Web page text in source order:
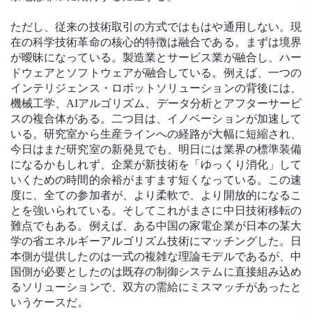
ただし、従来の技術取引の方式ではもはや通用しない。現
在の科学技術革命の核心的特徴は融合である。まずは境界
が曖昧になっている。製造業とサービス業が融合し、ハー
ドウェアとソフトウェアが融合している。例えば、一つの
インテリジェンス・ロボットソリューションの背後には、
機械工学、AIアルゴリズム、データ分析とアフターサービ
スの複合体がある。二つ目は、イノベーションが加速して
いる。研究室から生産ラインへの経路が大幅に短縮され、
今日はまだ研究室の新発見でも、明日には業界の標準装備
になるかもしれず、企業が新技術を「ゆっくり消化」して
いくための時間的余裕がますます短くなっている。この速
度に、全ての参加者が、より柔軟で、より開放的になるこ
とを強いられている。そしてこれがまさに中日技術移転の
難点でもある。例えば、ある中国の家電企業が日本の某大
学の省エネルギーアルゴリズム技術にマッチングした。日
本側が提供したのは一式の複雑な理論モデルであるが、中
国側が必要としたのは既存の制御システムに直接組み込め
るソリューションで、双方の需給にミスマッチがあったと
いうケースだ。